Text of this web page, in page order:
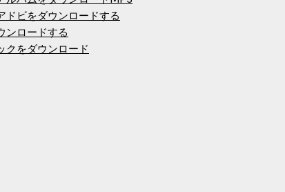
ドビをダウンロードする
ンロードする
クをダウンロード